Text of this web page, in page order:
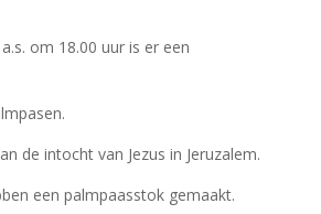
om 18.00 uur is er een
de intocht van Jezus in Jeruzalem.
een palmpaasstok gemaakt.